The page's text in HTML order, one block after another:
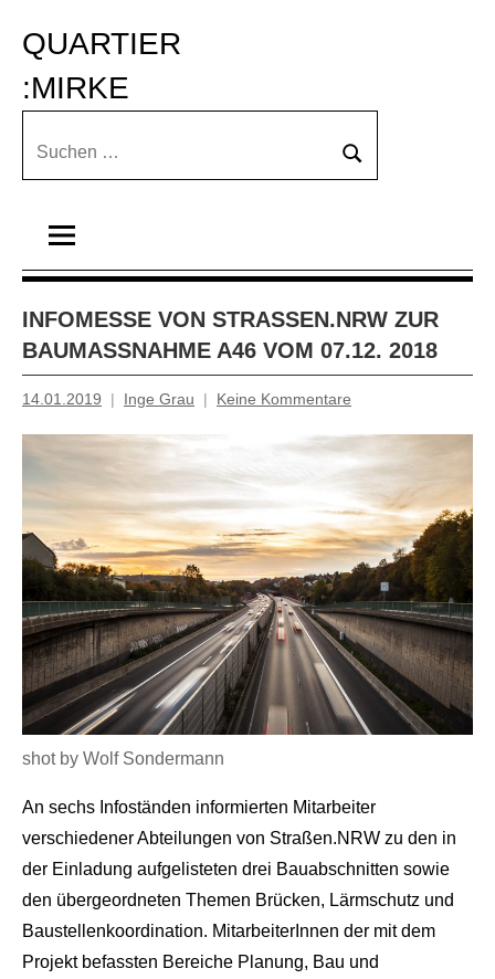
Inhalt
springen
QUARTIER
:MIRKE
Suchen
Suchen
INFOMESSE VON STRASSEN.NRW ZUR B
AUMASSNAHME A46 VOM 07.12. 2018
14.01.2019 Inge Grau Keine Kommentare
shot by Wolf Sondermann
An sechs Infoständen informierten Mitarbeiter
verschiedener Abteilungen von Straßen.NRW zu den in
der Einladung aufgelisteten drei Bauabschnitten sowie
den übergeordneten Themen Brücken, Lärmschutz und
Baustellenkoordination. MitarbeiterInnen der mit dem
Projekt befassten Bereiche Planung, Bau und